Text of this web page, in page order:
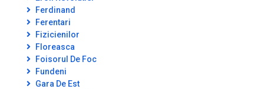
Ferdinand
Ferentari
Fizicienilor
Floreasca
Foisorul De Foc
Fundeni
Gara De Est